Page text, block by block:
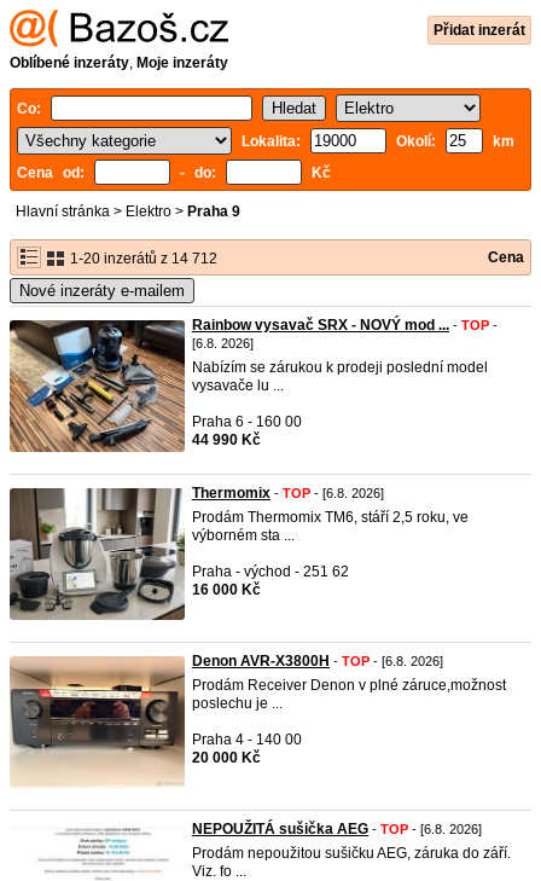
Přidat inzerát
Oblíbené inzeráty, Moje inzeráty
Co:
Lokalita:
Okolí:
km
Cena od:
- do: Kč
Hlavní stránka > Elektro > Praha 9
1-20 inzerátů z 14 712 Cena
Nové inzeráty e-mailem
Rainbow vysavač SRX - NOVÝ mod ... - TOP -
[6.8. 2026]
Nabízím se zárukou k prodeji poslední model
vysavače lu ...
Praha 6 - 160 00
44 990 Kč
Thermomix - TOP - [6.8. 2026]
Prodám Thermomix TM6, stáří 2,5 roku, ve
výborném sta ...
Praha - východ - 251 62
16 000 Kč
Denon AVR-X3800H - TOP - [6.8. 2026]
Prodám Receiver Denon v plné záruce,možnost
poslechu je ...
Praha 4 - 140 00
20 000 Kč
NEPOUŽITÁ sušička AEG - TOP - [6.8. 2026]
Prodám nepoužitou sušičku AEG, záruka do září.
Viz. fo ...